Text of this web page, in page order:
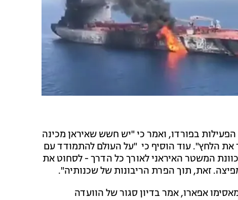
בפורדו, ואמר כי "יש חשש שאיראן מכינה
את הלחץ". עוד הוסיף כי "על העולם להתמודד עם
המשטר האיראני לאורך כל הדרך - לסחוט את
זאת, תוך הפרת הריבונות של שכנותיה".
אפארו, אמר בדיון סגור של הוועדה